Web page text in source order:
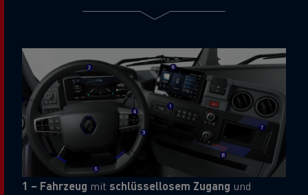
1 – Fahrzeug mit schlüssellosem Zugang und